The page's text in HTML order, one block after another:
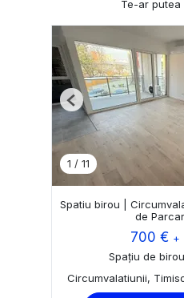
Te-ar putea
1 / 11
Previous
Spatiu birou |
de
700 € +
Spațiu de
Circumvalatiunii,